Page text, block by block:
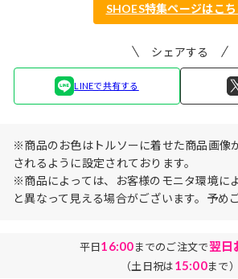
SHOES特集ページはこち
シェアする
LINEで共有する
※商品のお色はトルソーに着せた商品画像
されるように設定されております。
※商品によっては、お客様のモニタ環境に
と異なって見える場合がございます。予め
平日16:00までのご注文で翌日
（土日祝は15:00まで）